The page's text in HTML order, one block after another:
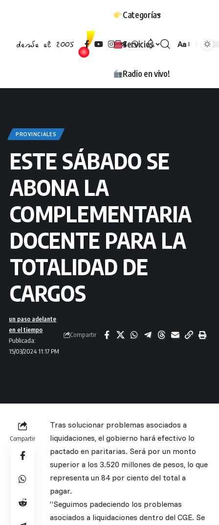
Categorías
Servicios
Radio en vivo!
Tamaño
Aa
PROVINCIALES
ESTE SÁBADO SE
ABONA LA
COMPLEMENTARIA
DOCENTE PARA LA
TOTALIDAD DE
CARGOS
Publicada:
15/03/2024 11:17 PM
un paso adelante
en el tiempo
Compartir
Compartir
Tras solucionar problemas asociados a
liquidaciones, el gobierno hará efectivo lo
pactado en paritarias. Será por un monto
superior a los 3.520 millones de pesos, lo que
representa un 84 por ciento del total a
pagar.
“Seguimos padeciendo los problemas
asociados a liquidaciones dentro del CGE. Se